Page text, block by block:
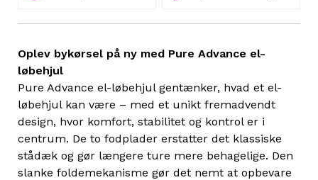
Oplev bykørsel på ny med Pure Advance el-
løbehjul
Pure Advance el-løbehjul gentænker, hvad et el-
løbehjul kan være – med et unikt fremadvendt
design, hvor komfort, stabilitet og kontrol er i
centrum. De to fodplader erstatter det klassiske
stådæk og gør længere ture mere behagelige. Den
slanke foldemekanisme gør det nemt at opbevare